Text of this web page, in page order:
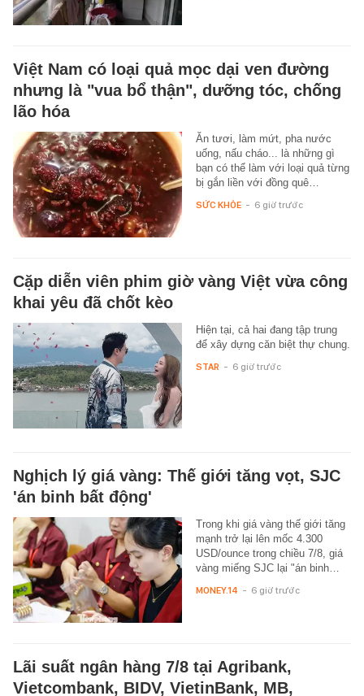
Việt Nam có loại quả mọc dại ven đường
nhưng là "vua bổ thận", dưỡng tóc, chống
lão hóa
Ăn tươi, làm mứt, pha nước
uống, nấu cháo... là những gì
bạn có thể làm với loại quả từng
bị gắn liền với đồng quê…
SỨC KHỎE - 6 giờ trước
Cặp diễn viên phim giờ vàng Việt vừa công
khai yêu đã chốt kèo
Hiện tại, cả hai đang tập trung
để xây dựng căn biệt thự chung.
STAR - 6 giờ trước
Nghịch lý giá vàng: Thế giới tăng vọt, SJC
'án binh bất động'
Trong khi giá vàng thế giới tăng
mạnh trở lại lên mốc 4.300
USD/ounce trong chiều 7/8, giá
vàng miếng SJC lại "án binh…
MONEY.14 - 6 giờ trước
Lãi suất ngân hàng 7/8 tại Agribank,
Vietcombank, BIDV, VietinBank, MB,